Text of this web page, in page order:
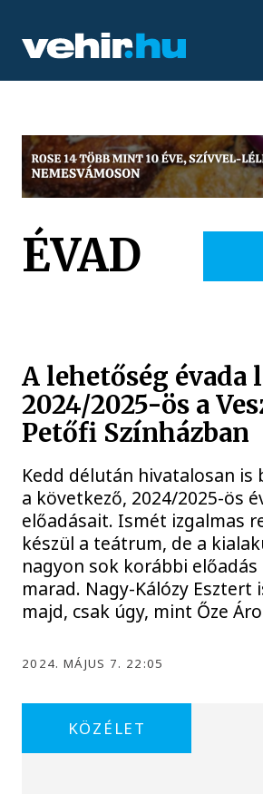
ÉVAD
A lehetőség évada
2024/2025-ös a
Petőfi Színházban
Kedd délután hivatalosan
a következő, 2024/2025-ös
előadásait. Ismét izgalmas
készül a teátrum, de a
nagyon sok korábbi
marad. Nagy-Kálózy Esztert
majd, csak úgy, mint Őze
2024. MÁJUS 7. 22:05
KÖZÉLET